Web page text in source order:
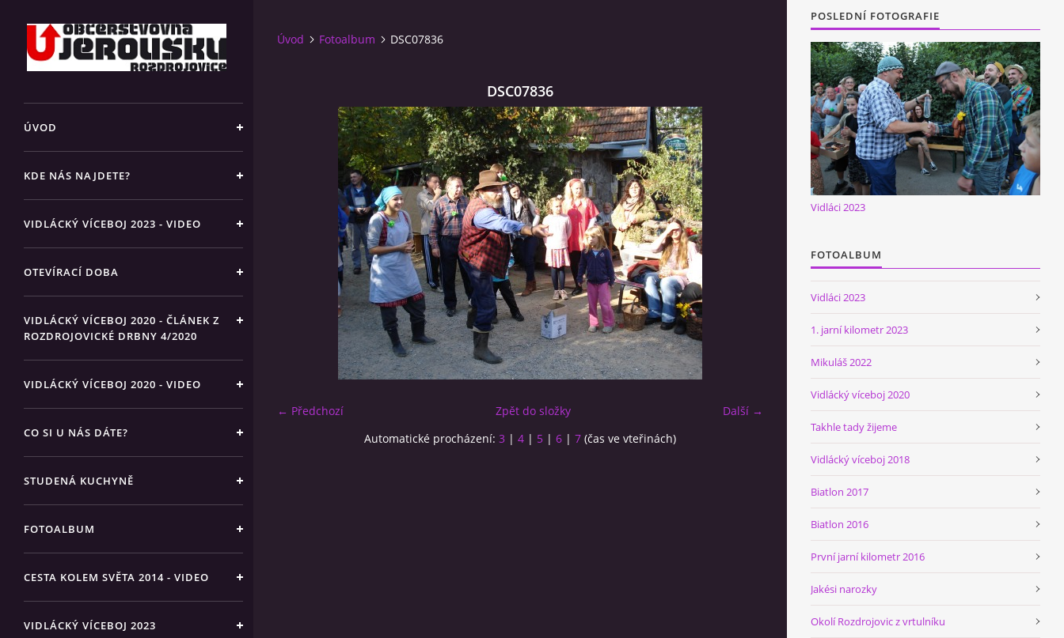
ÚVOD
KDE NÁS NAJDETE?
VIDLÁCKÝ VÍCEBOJ 2023 - VIDEO
OTEVÍRACÍ DOBA
VIDLÁCKÝ VÍCEBOJ 2020 - ČLÁNEK Z
ROZDROJOVICKÉ DRBNY 4/2020
VIDLÁCKÝ VÍCEBOJ 2020 - VIDEO
CO SI U NÁS DÁTE?
STUDENÁ KUCHYNĚ
FOTOALBUM
CESTA KOLEM SVĚTA 2014 - VIDEO
VIDLÁCKÝ VÍCEBOJ 2023
Úvod Fotoalbum DSC07836
DSC07836
← Předchozí Další →
Zpět do složky
Automatické procházení: 3 | 4 | 5 | 6 | 7 (čas ve vteřinách)
POSLEDNÍ FOTOGRAFIE
Vidláci 2023
FOTOALBUM
Vidláci 2023
1. jarní kilometr 2023
Mikuláš 2022
Vidlácký víceboj 2020
Takhle tady žijeme
Vidlácký víceboj 2018
Biatlon 2017
Biatlon 2016
První jarní kilometr 2016
Jakési narozky
Okolí Rozdrojovic z vrtulníku